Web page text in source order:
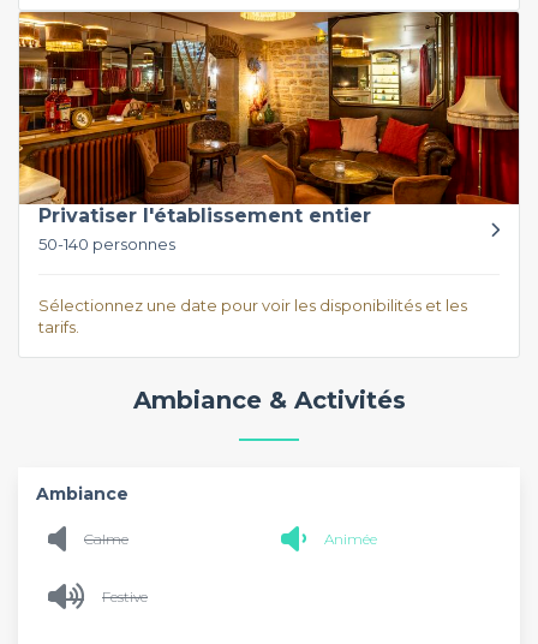
Privatiser l'établissement entier
50-140 personnes
Sélectionnez une date pour voir les disponibilités et les
tarifs.
Ambiance & Activités
Ambiance
Calme Animée
Festive